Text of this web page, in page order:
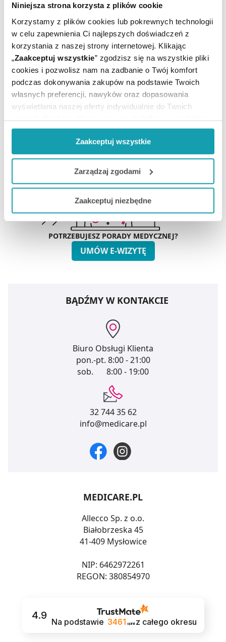
Niniejsza strona korzysta z plików cookie
Korzystamy z plików cookies lub pokrewnych technologii
w celu zapewnienia Ci najlepszych doświadczeń z
korzystania z naszej strony internetowej. Klikając
„Zaakceptuj wszystkie” zgodzisz się na wszystkie pliki
cookies i pozwolisz nam na zadbanie o Twój komfort
podczas dokonywania zakupów na podstawie Twoich
własnych preferencji, nawyków oraz dopasowania
wyświetlania naszej oferty indywidualnie do Twoich
potrzeb. Część z plików jest nam dodatkowo niezbędna
do prawidłowego działania Portalu oraz jego
funkcjonalności. W zależności od funkcji, dane o tym jak
korzystasz z naszej witryny będą również przekazywane
do naszych Partnerów marketingowych i analitycznych.
Jeżeli chcesz dostosować swoją zgodę i wybrać tylko
niektóre dodatkowe funkcje, z którymi wiąże się
zbieranie danych o Twojej aktywności dokonaj
preferowanych przez Ciebie wyborów i kliknij „
dla funkcjonowania Strony. Będzie się to jednak wiązało
Zaakceptuj wszystkie
Zarządzaj zgodami
Zaakceptuj niezbędne
ZAPISZ MNIE
Wyrażam zgodę na przesyłanie, na podany przeze mnie adres e-
mail, skierowanej do mnie informacji handlowej (newsletter) o
nowościach i promocjach Administratora zgodnie z Art. 10 pkt 2
Ustawy z dnia 18 lipca 2002 r. o świadczeniu usług drogą
elektroniczną
Chcesz się wypisać z newslettera? Kliknijtutaj.
POTRZEBUJESZ PORADY MEDYCZNEJ?
UMÓW E-WIZYTĘ
BĄDŹMY W KONTAKCIE
Biuro Obsługi Klienta
pon.-pt. 8:00 - 21:00
sob.
8:00 - 19:00
32 744 35 62
info@medicare.pl
MEDICARE.PL
Allecco Sp. z o.o.
Białobrzeska 45
41-409 Mysłowice
NIP: 6462972261
REGON: 380854970
4.9
Na podstawie 3461 opinii z całego okresu